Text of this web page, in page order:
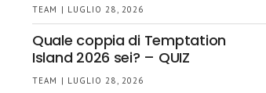
TEAM | LUGLIO 28, 2026
Quale coppia di Temptation
Island 2026 sei? – QUIZ
TEAM | LUGLIO 28, 2026